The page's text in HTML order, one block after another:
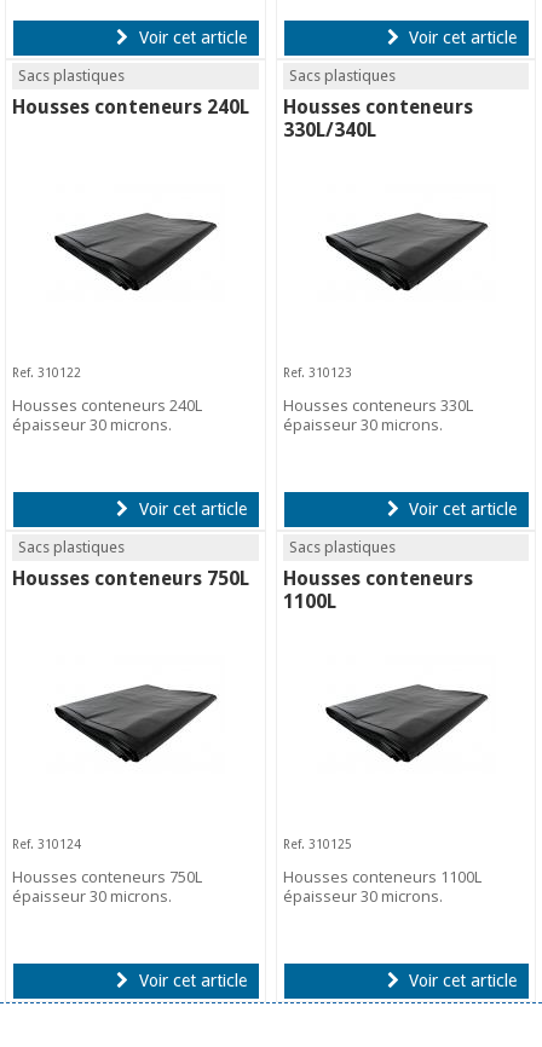
Voir cet article Voir cet article
Sacs plastiques
Housses conteneurs 240L
Ref. 310122
Housses conteneurs 240L
épaisseur 30 microns.
Voir cet article
Sacs plastiques
Housses conteneurs
330L/340L
Ref. 310123
Housses conteneurs 330L
épaisseur 30 microns.
Voir cet article
Sacs plastiques
Housses conteneurs 750L
Ref. 310124
Housses conteneurs 750L
épaisseur 30 microns.
Voir cet article
Sacs plastiques
Housses conteneurs
1100L
Ref. 310125
Housses conteneurs 1100L
épaisseur 30 microns.
Voir cet article